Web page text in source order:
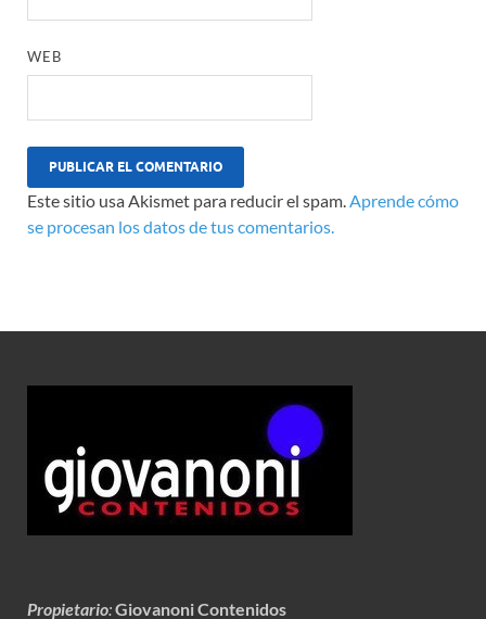
WEB
Este sitio usa Akismet para reducir el spam. Aprende cómo
se procesan los datos de tus comentarios.
Propietario:Giovanoni Contenidos